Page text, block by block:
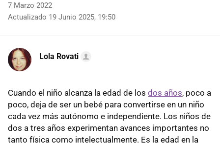
7 Marzo 2022
Actualizado 19 Junio 2025, 19:50
Lola Rovati
Cuando el niño alcanza la edad de los dos años, poco a
poco, deja de ser un bebé para convertirse en un niño
cada vez más autónomo e independiente. Los niños de
dos a tres años experimentan avances importantes no
tanto física como intelectualmente. Es la edad en la